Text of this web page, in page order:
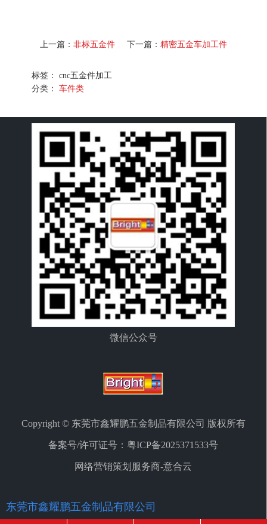
上一篇： 非标五金件 下一篇： 精密五金车加工件
标签： cnc五金件加工
分类： 车件类
微信公众号
Copyright © 东莞市鑫耀鹏五金制品有限公司 版权所有
备案号/许可证号： 粤ICP备2025371533号
网络营销策划服务商-意合云
东莞市鑫耀鹏五金制品有限公司